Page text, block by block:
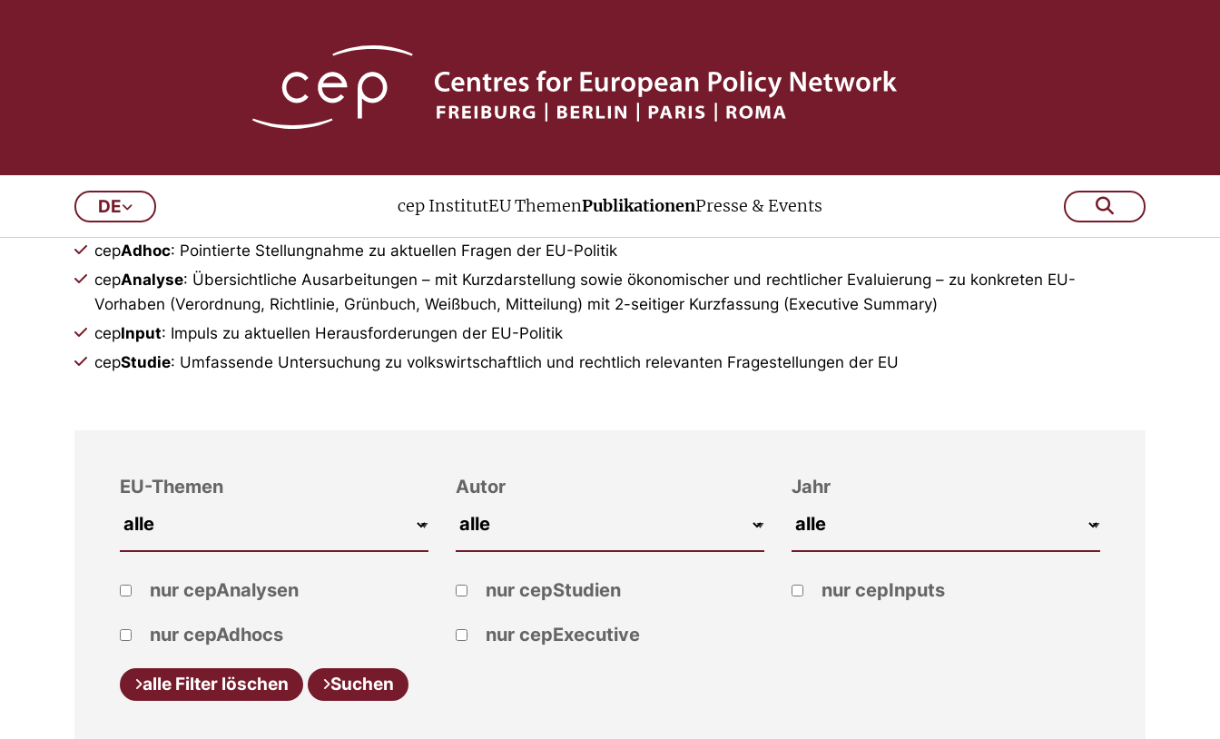
DE cep InstitutEU ThemenPublikationenPresse & Events
Publikationsarchiv
In diesem Archiv finden Sie alle Veröffentlichungen des cep der letzten Jahre:
cepAdhoc: Pointierte Stellungnahme zu aktuellen Fragen der EU-Politik
cepAnalyse: Übersichtliche Ausarbeitungen – mit Kurzdarstellung sowie ökonomischer und rechtlicher Evaluierung – zu konkreten EU-
Vorhaben (Verordnung, Richtlinie, Grünbuch, Weißbuch, Mitteilung) mit 2-seitiger Kurzfassung (Executive Summary)
cepInput: Impuls zu aktuellen Herausforderungen der EU-Politik
cepStudie: Umfassende Untersuchung zu volkswirtschaftlich und rechtlich relevanten Fragestellungen der EU
EU-Themen Autor Jahr
nur cepAnalysen nur cepStudien nur cepInputs
nur cepAdhocs nur cepExecutive
alle Filter löschen Suchen